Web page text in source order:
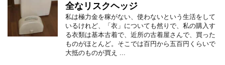
全なリスクヘッジ
私は極力金を稼がない、使わないという生活をして
いるけれど、「衣」についても然りで、私の購入す
る衣類は基本古着で、近所の古着屋さんで、買った
ものがほとんど。そこでは百円から五百円くらいで
大抵のものが買え ...